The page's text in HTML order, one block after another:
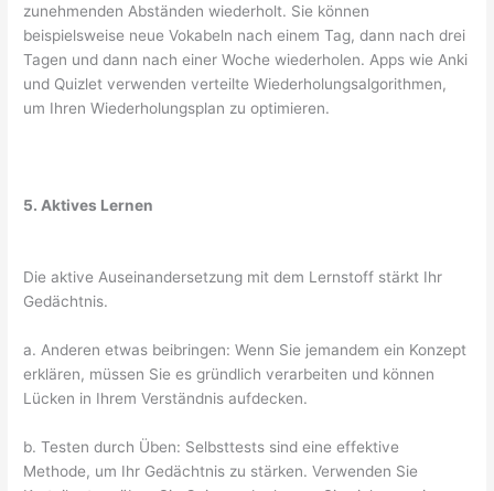
zunehmenden Abständen wiederholt. Sie können
beispielsweise neue Vokabeln nach einem Tag, dann nach drei
Tagen und dann nach einer Woche wiederholen. Apps wie Anki
und Quizlet verwenden verteilte Wiederholungsalgorithmen,
um Ihren Wiederholungsplan zu optimieren.
5. Aktives Lernen
Die aktive Auseinandersetzung mit dem Lernstoff stärkt Ihr
Gedächtnis.
a. Anderen etwas beibringen: Wenn Sie jemandem ein Konzept
erklären, müssen Sie es gründlich verarbeiten und können
Lücken in Ihrem Verständnis aufdecken.
b. Testen durch Üben: Selbsttests sind eine effektive
Methode, um Ihr Gedächtnis zu stärken. Verwenden Sie